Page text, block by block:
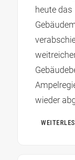
heute das
wieder